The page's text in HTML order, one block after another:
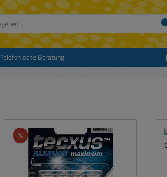
Telefonische Beratung
%Rabatt